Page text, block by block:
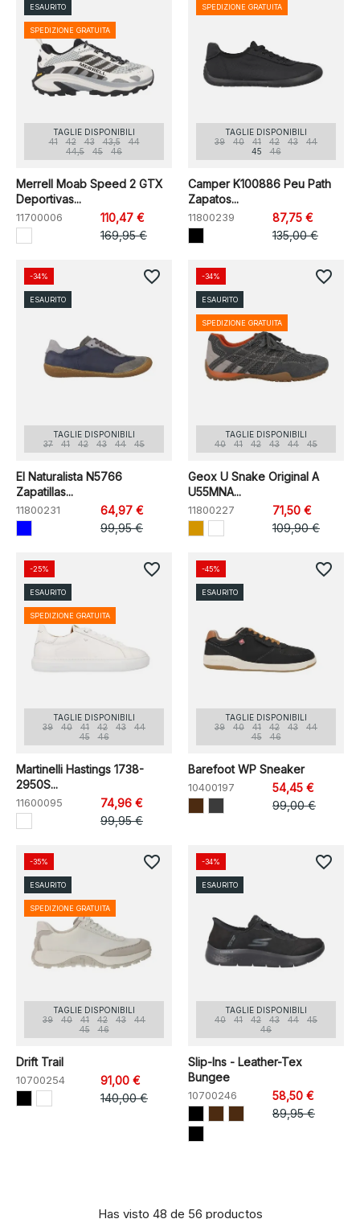
TAGLIE DISPONIBILI
41
42 43 43,5
44
44,5
45 46
Merrell Moab Speed 2 GTX
Deportivas...
11700006
110,47 €
169,95 €
ESAURITO
SPEDIZIONE GRATUITA
TAGLIE DISPONIBILI
39
40 41 42 43
44
45
46
Camper K100886 Peu Path
Zapatos...
11800239
87,75 €
135,00 €
SPEDIZIONE GRATUITA
TAGLIE DISPONIBILI
37
41 42 43 44 45
El Naturalista N5766
Zapatillas...
11800231
64,97 €
99,95 €
-34%
ESAURITO
favorite_border
TAGLIE DISPONIBILI
40
41 42 43 44 45
Geox U Snake Original A
U55MNA...
11800227
71,50 €
109,90 €
-34%
ESAURITO
SPEDIZIONE GRATUITA
favorite_border
TAGLIE DISPONIBILI
39
40 41 42 43
44
45
46
Martinelli Hastings 1738-
2950S...
11600095
74,96 €
99,95 €
-25%
ESAURITO
SPEDIZIONE GRATUITA
favorite_border
TAGLIE DISPONIBILI
39
40 41 42 43
44
45
46
Barefoot WP Sneaker
10400197
54,45 €
99,00 €
-45%
ESAURITO
favorite_border
TAGLIE DISPONIBILI
39
40 41 42 43
44
45
46
Drift Trail
10700254
91,00 €
140,00 €
-35%
ESAURITO
SPEDIZIONE GRATUITA
favorite_border
TAGLIE DISPONIBILI
40
41 42 43 44
45
46
Slip-Ins - Leather-Tex
Bungee
10700246
58,50 €
89,95 €
-34%
ESAURITO
favorite_border
Has visto 48 de 56 productos